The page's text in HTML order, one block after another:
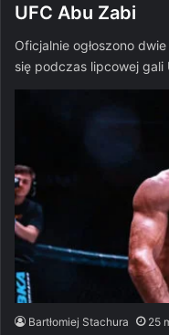
UFC Abu Zabi
Oficjalnie ogłoszono
się podczas lipcowej gali
Bartłomiej Stachura 25